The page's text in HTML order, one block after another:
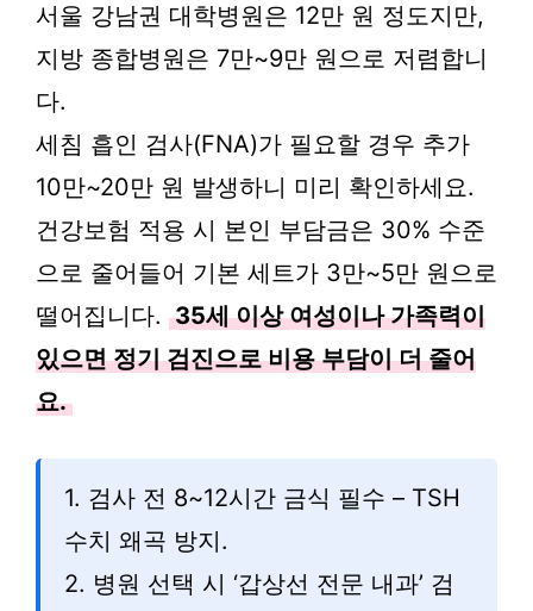
서울 강남권 대학병원은 12만 원 정도지만,
지방 종합병원은 7만~9만 원으로 저렴합니
다.
세침 흡인 검사(FNA)가 필요할 경우 추가
10만~20만 원 발생하니 미리 확인하세요.
건강보험 적용 시 본인 부담금은 30% 수준
으로 줄어들어 기본 세트가 3만~5만 원으로
떨어집니다. 35세 이상 여성이나 가족력이
있으면 정기 검진으로 비용 부담이 더 줄어
요.
1. 검사 전 8~12시간 금식 필수 – TSH
수치 왜곡 방지.
2. 병원 선택 시 ‘갑상선 전문 내과’ 검